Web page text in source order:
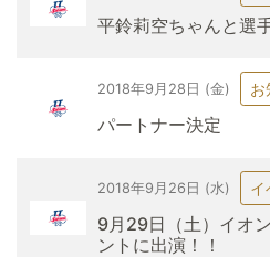
平鈴莉空ちゃんと選
2018年9月28日 (金) お
パートナー決定
2018年9月26日 (水) イ
9月29日（土）イオ
ントに出演！！